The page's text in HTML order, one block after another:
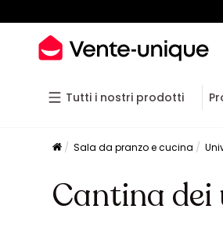
Tutti i nostri prodotti
Sala da pranzo e cucina
Cantina dei